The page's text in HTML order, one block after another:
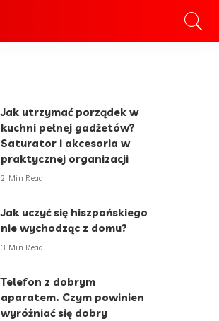
Jak utrzymać porządek w
kuchni pełnej gadżetów?
Saturator i akcesoria w
praktycznej organizacji
2 Min Read
Jak uczyć się hiszpańskiego
nie wychodząc z domu?
3 Min Read
Telefon z dobrym
aparatem. Czym powinien
wyróżniać się dobry